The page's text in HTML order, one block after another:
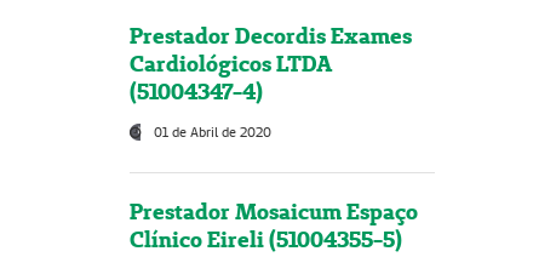
Prestador Decordis Exames
Cardiológicos LTDA
(51004347-4)
01 de Abril de 2020
Prestador Mosaicum Espaço
Clínico Eireli (51004355-5)